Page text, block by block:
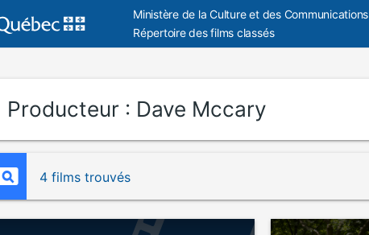
Ministère de la Culture et des Communications
Répertoire des films classés
Producteur : Dave Mccary
4 films trouvés